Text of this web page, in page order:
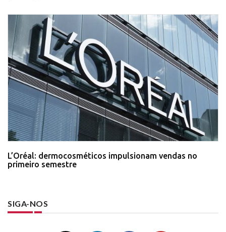
L’Oréal: dermocosméticos impulsionam vendas no
primeiro semestre
SIGA-NOS